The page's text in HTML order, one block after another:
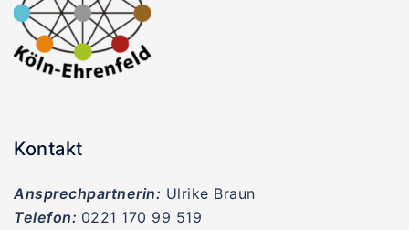
Kontakt
Ansprechpartnerin: Ulrike Braun
Telefon: 0221 170 99 519